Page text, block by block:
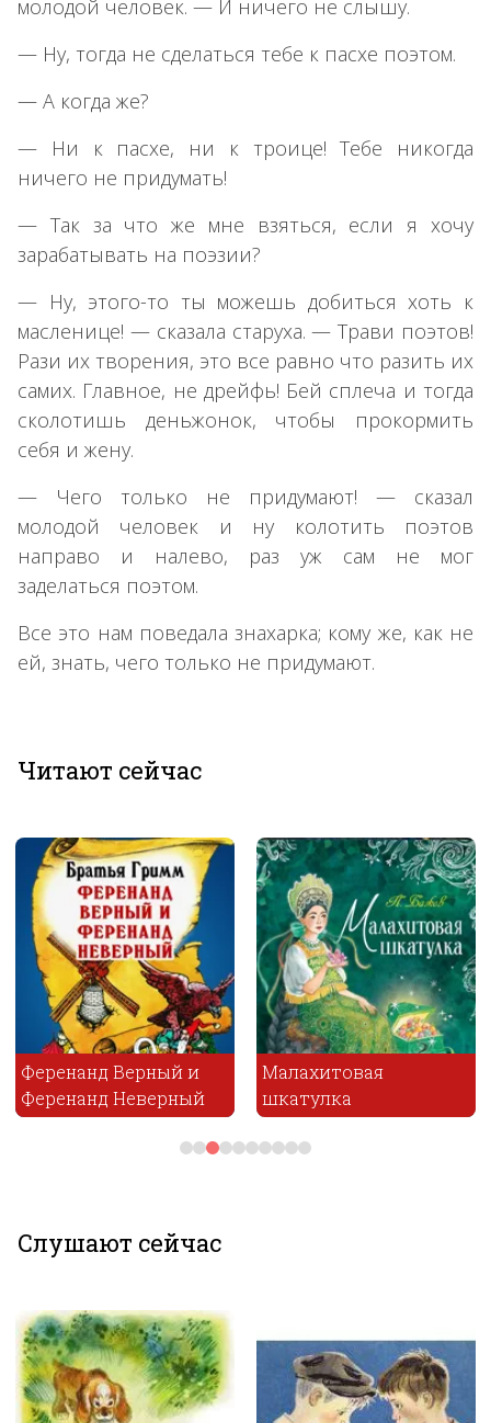
молодой человек. — И ничего не слышу.
— Ну, тогда не сделаться тебе к пасхе поэтом.
— А когда же?
— Ни к пасхе, ни к троице! Тебе никогда
ничего не придумать!
— Так за что же мне взяться, если я хочу
зарабатывать на поэзии?
— Ну, этого-то ты можешь добиться хоть к
масленице! — сказала старуха. — Трави поэтов!
Рази их творения, это все равно что разить их
самих. Главное, не дрейфь! Бей сплеча и тогда
сколотишь деньжонок, чтобы прокормить
себя и жену.
— Чего только не придумают! — сказал
молодой человек и ну колотить поэтов
направо и налево, раз уж сам не мог
заделаться поэтом.
Все это нам поведала знахарка; кому же, как не
ей, знать, чего только не придумают.
Читают сейчас
Ференанд Верный и
Ференанд Неверный
Малахитовая
шкатулка
Слушают сейчас